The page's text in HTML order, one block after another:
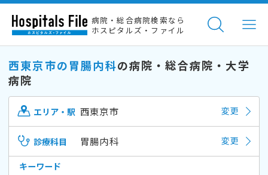
病院・総合病院検索なら
ホスピタルズ・ファイル
西東京市の胃腸内科の病院・総合病院・大学
病院
エリア・駅 西東京市 変更
診療科目 胃腸内科 変更
キーワード